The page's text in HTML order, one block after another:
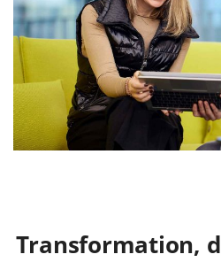
Transformation,